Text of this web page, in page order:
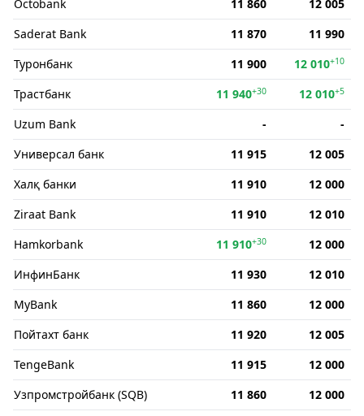
Octobank 11 860
12 005
Saderat Bank
11 870
11 990
Туронбанк
11 900 12 010+10
Трастбанк 11 940+30 12 010+5
Uzum Bank -
-
Универсал банк
11 915
12 005
Халқ банки
11 910
12 000
Ziraat Bank
11 910
12 010
Hamkorbank
11 910+30
12 000
ИнфинБанк
11 930
12 010
MyBank
11 860
12 000
Пойтахт банк
11 920
12 005
TengeBank
11 915
12 000
Узпромстройбанк (SQB)
11 860
12 000